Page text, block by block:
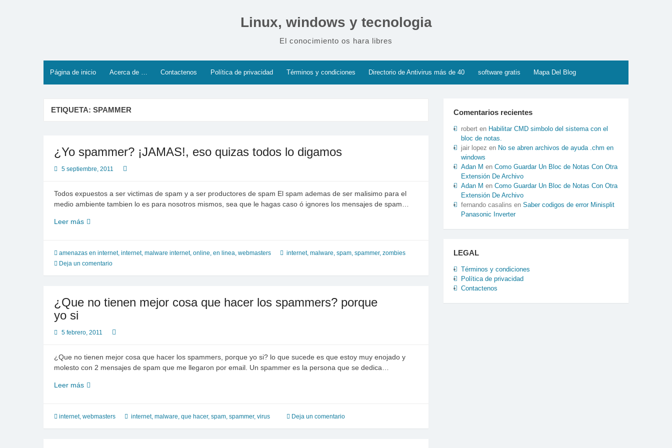
Linux, windows y tecnologia
El conocimiento os hara libres
Página de inicio Acerca de … Contactenos Política de privacidad Términos y condiciones Directorio de Antivirus más de 40 software gratis Mapa Del Blog
ETIQUETA: SPAMMER
¿Yo spammer? ¡JAMAS!, eso quizas todos lo digamos
5 septiembre, 2011
Todos expuestos a ser victimas de spam y a ser productores de spam El spam ademas de ser malisimo para el
medio ambiente tambien lo es para nosotros mismos, sea que le hagas caso ó ignores los mensajes de spam…
Leer más¿Yo
eso
quizas
amenazas en internet, internet, malware internet, online, en linea, webmasters internet, malware, spam, spammer, zombies
Deja un comentario
¿Que no tienen mejor cosa que hacer los spammers? porque
yo si
5 febrero, 2011
¿Que no tienen mejor cosa que hacer los spammers, porque yo si? lo que sucede es que estoy muy enojado y
molesto con 2 mensajes de spam que me llegaron por email. Un spammer es la persona que se dedica…
Leer más¿Que
mejor
internet, webmasters internet, malware, que hacer, spam, spammer, virus Deja un comentario
Comentarios recientes
roberten Habilitar CMD simbolo del sistema con el
bloc de notas.
jair lopez en No se abren archivos de ayuda .chm en
windows
Adan M en Como Guardar Un Bloc de Notas Con Otra
Extensión De Archivo
Adan M en Como Guardar Un Bloc de Notas Con Otra
Extensión De Archivo
fernando casalins en Saber codigos de error Minisplit
Panasonic Inverter
LEGAL
Términos y condiciones
Política de privacidad
Contactenos